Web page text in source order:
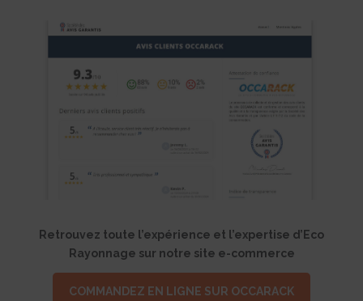
Retrouvez toute l’expérience et l’expertise d’Eco
Rayonnage sur notre site e-commerce
COMMANDEZ EN LIGNE SUR OCCARACK